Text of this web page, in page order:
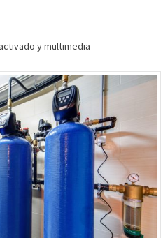
y multimedia